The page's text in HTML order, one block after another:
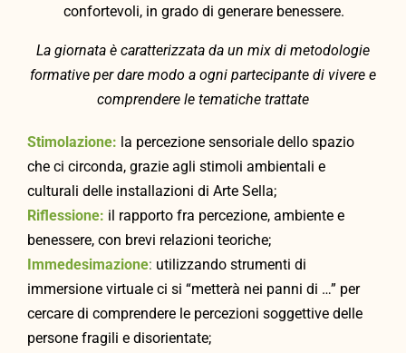
confortevoli, in grado di generare benessere.
La giornata è caratterizzata da un mix di metodologie
formative per dare modo a ogni partecipante di vivere e
comprendere le tematiche trattate
Stimolazione: la percezione sensoriale dello spazio
che ci circonda, grazie agli stimoli ambientali e
culturali delle installazioni di Arte Sella;
Riflessione: il rapporto fra percezione, ambiente e
benessere, con brevi relazioni teoriche;
Immedesimazione: utilizzando strumenti di
immersione virtuale ci si “metterà nei panni di …” per
cercare di comprendere le percezioni soggettive delle
persone fragili e disorientate;